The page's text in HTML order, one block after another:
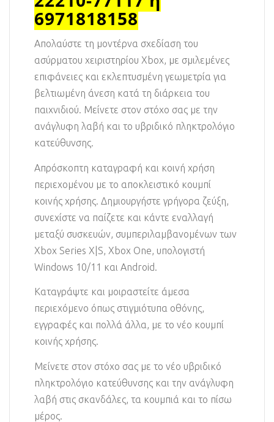
6971818158
Απολαύστε τη μοντέρνα σχεδίαση του
ασύρματου χειριστηρίου Xbox, με σμιλεμένες
επιφάνειες και εκλεπτυσμένη γεωμετρία για
βελτιωμένη άνεση κατά τη διάρκεια του
παιχνιδιού. Μείνετε στον στόχο σας με την
ανάγλυφη λαβή και το υβριδικό πληκτρολόγιο
κατεύθυνσης.
Απρόσκοπτη καταγραφή και κοινή χρήση
περιεχομένου με το αποκλειστικό κουμπί
κοινής χρήσης. Δημιουργήστε γρήγορα ζεύξη,
συνεχίστε να παίζετε και κάντε εναλλαγή
μεταξύ συσκευών, συμπεριλαμβανομένων των
Xbox Series X|S, Xbox One, υπολογιστή
Windows 10/11 και Android.
Καταγράψτε και μοιραστείτε άμεσα
περιεχόμενο όπως στιγμιότυπα οθόνης,
εγγραφές και πολλά άλλα, με το νέο κουμπί
κοινής χρήσης.
Μείνετε στον στόχο σας με το νέο υβριδικό
πληκτρολόγιο κατεύθυνσης και την ανάγλυφη
λαβή στις σκανδάλες, τα κουμπιά και το πίσω
μέρος.